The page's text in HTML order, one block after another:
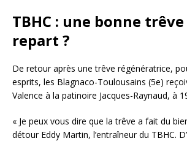
TBHC : une bonne
repart ?
De retour après une trêve régénératrice,
esprits, les Blagnaco-Toulousains (5e)
Valence à la patinoire Jacques-Raynaud, à
« Je peux vous dire que la trêve a fait du
détour Eddy Martin, l’entraîneur du TBHC.